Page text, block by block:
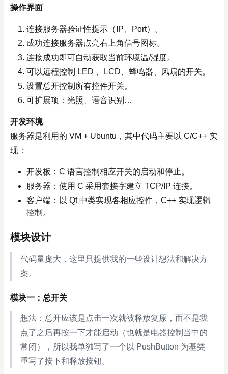
操作界面
连接服务器验证性提示（IP、Port）。
成功连接服务器点亮右上角信号图标。
连接成功即可自动获取当前环境温/湿度。
可以远程控制 LED 、LCD、蜂鸣器、风扇的开关。
设置总开控制所有控件开关。
可扩展项：光照、语音识别…
开发环境
服务器是利用的 VM + Ubuntu，其中代码主要以 C/C++ 实
现：
开发板：C 语言控制相应开关的启动和停止。
服务器：使用 C 采用套接字建立 TCP/IP 连接。
客户端：以 Qt 中类实现各相应控件，C++ 实现逻辑
控制。
模块设计
代码量庞大，这里只提供我的一些设计想法和解决方
案。
模块一：总开关
想法：总开应该是点击一次就被释放复原，而不是我
点了之后再按一下才能启动（也就是电器控制当中的
常闭），所以我单独写了一个以 PushButton 为基类
重写了按下和释放按钮。